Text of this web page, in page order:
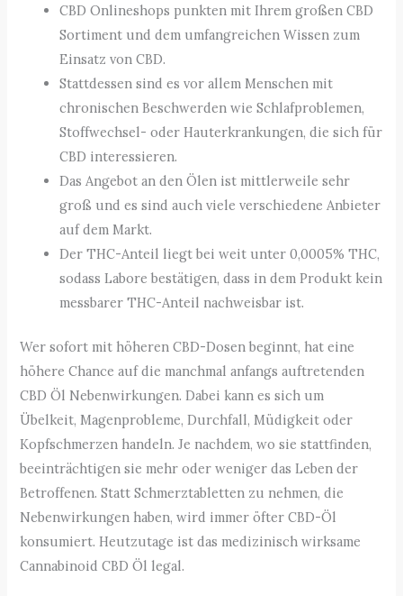
CBD Onlineshops punkten mit Ihrem großen CBD
Sortiment und dem umfangreichen Wissen zum
Einsatz von CBD.
Stattdessen sind es vor allem Menschen mit
chronischen Beschwerden wie Schlafproblemen,
Stoffwechsel- oder Hauterkrankungen, die sich für
CBD interessieren.
Das Angebot an den Ölen ist mittlerweile sehr
groß und es sind auch viele verschiedene Anbieter
auf dem Markt.
Der THC-Anteil liegt bei weit unter 0,0005% THC,
sodass Labore bestätigen, dass in dem Produkt kein
messbarer THC-Anteil nachweisbar ist.
Wer sofort mit höheren CBD-Dosen beginnt, hat eine
höhere Chance auf die manchmal anfangs auftretenden
CBD Öl Nebenwirkungen. Dabei kann es sich um
Übelkeit, Magenprobleme, Durchfall, Müdigkeit oder
Kopfschmerzen handeln. Je nachdem, wo sie stattfinden,
beeinträchtigen sie mehr oder weniger das Leben der
Betroffenen. Statt Schmerztabletten zu nehmen, die
Nebenwirkungen haben, wird immer öfter CBD-Öl
konsumiert. Heutzutage ist das medizinisch wirksame
Cannabinoid CBD Öl legal.